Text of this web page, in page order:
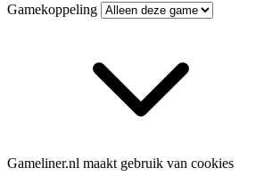
Gamekoppeling
Gameliner.nl maakt gebruik van cookies